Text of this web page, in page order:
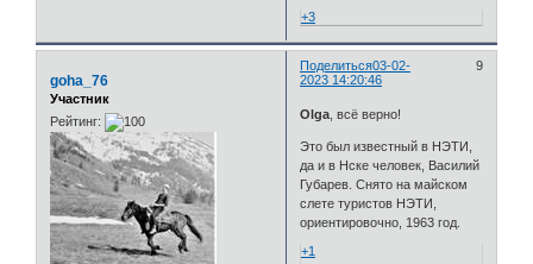
+3
Поделиться 9
03-02-
2023 14:20:46
goha_76
Участник
Рейтинг:
Olga , всё верно!
Это был известный в НЭТИ,
да и в Нске человек, Василий
Губарев. Снято на майском
слете туристов НЭТИ,
ориентировочно, 1963 год.
+1